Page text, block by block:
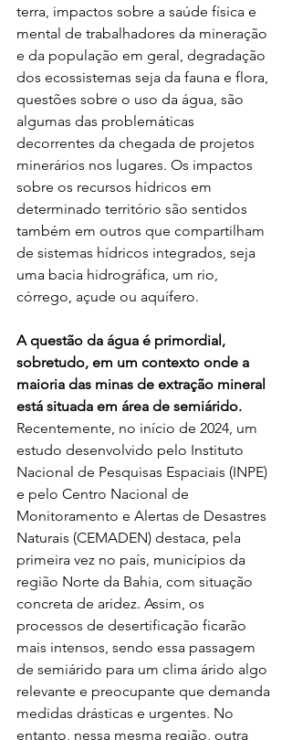
terra, impactos sobre a saúde física e
mental de trabalhadores da mineração
e da população em geral, degradação
dos ecossistemas seja da fauna e flora,
questões sobre o uso da água, são
algumas das problemáticas
decorrentes da chegada de projetos
minerários nos lugares. Os impactos
sobre os recursos hídricos em
determinado território são sentidos
também em outros que compartilham
de sistemas hídricos integrados, seja
uma bacia hidrográfica, um rio,
córrego, açude ou aquífero.
A questão da água é primordial,
sobretudo, em um contexto onde a
maioria das minas de extração mineral
está situada em área de semiárido.
Recentemente, no início de 2024, um
estudo desenvolvido pelo Instituto
Nacional de Pesquisas Espaciais (INPE)
e pelo Centro Nacional de
Monitoramento e Alertas de Desastres
Naturais (CEMADEN) destaca, pela
primeira vez no país, municípios da
região Norte da Bahia, com situação
concreta de aridez. Assim, os
processos de desertificação ficarão
mais intensos, sendo essa passagem
de semiárido para um clima árido algo
relevante e preocupante que demanda
medidas drásticas e urgentes. No
entanto, nessa mesma região, outra